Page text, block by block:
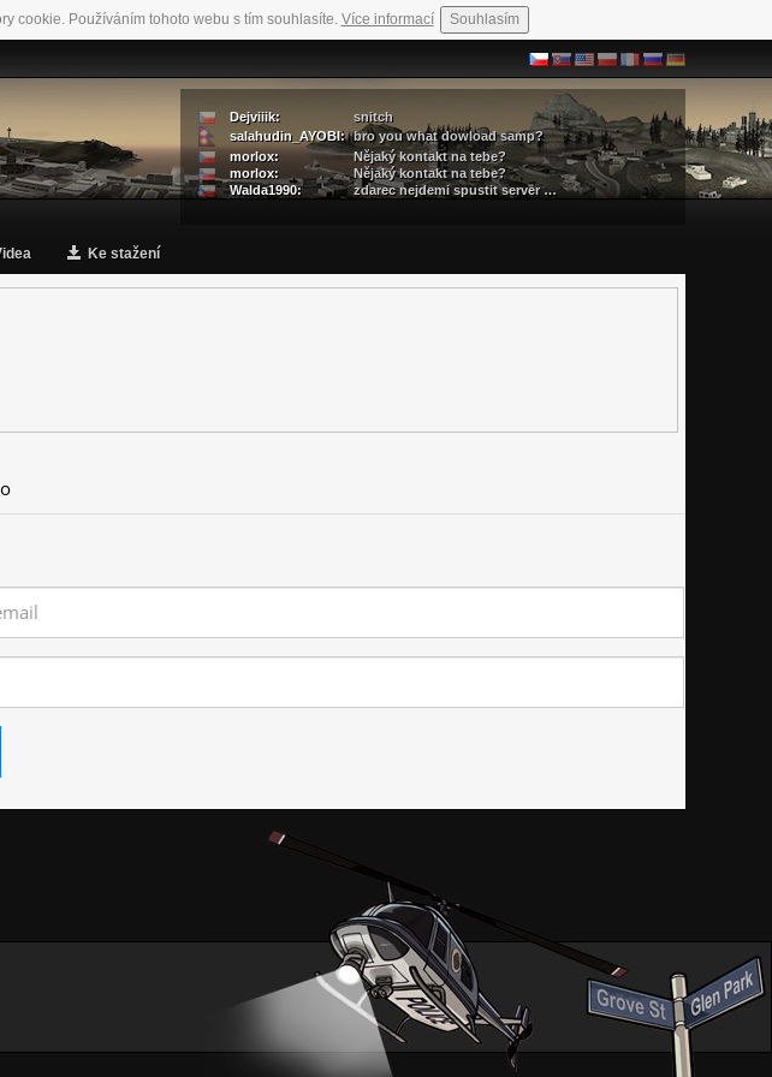
cookie. Používáním tohoto webu s tím souhlasíte. Více informací Souhlasím
Dejviiik:
snitch
salahudin_AYOBI: bro you what dowload samp?
morlox:
Nějaký kontakt na tebe?
morlox:
Nějaký kontakt na tebe?
Walda1990:
zdarec nejdemi spustit server …
Ke stažení